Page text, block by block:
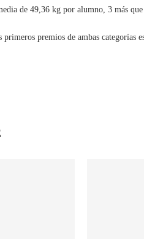
de 49,36 kg por alumno, 3 más
premios de ambas categorías